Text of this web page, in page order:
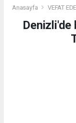
Anasayfa VEFAT
Denizli'de